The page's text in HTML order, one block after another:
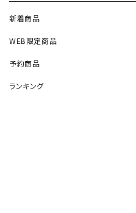
新着商品
WEB限定商品
予約商品
ランキング